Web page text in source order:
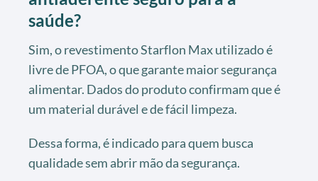
saúde?
Sim, o revestimento Starflon Max utilizado é
livre de PFOA, o que garante maior segurança
alimentar. Dados do produto confirmam que é
um material durável e de fácil limpeza.
Dessa forma, é indicado para quem busca
qualidade sem abrir mão da segurança.